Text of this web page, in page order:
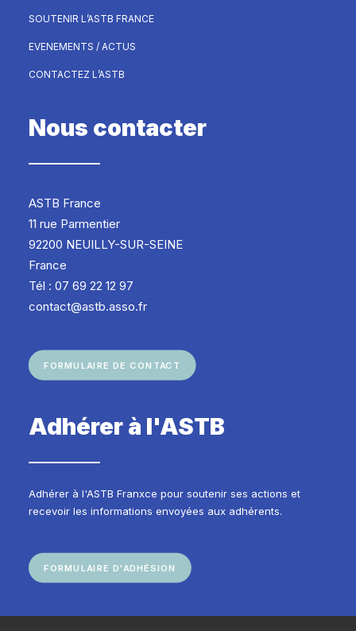
SOUTENIR L’ASTB FRANCE
EVENEMENTS / ACTUS
CONTACTEZ L’ASTB
Nous contacter
ASTB France
11 rue Parmentier
92200 NEUILLY-SUR-SEINE
France
Tél : 07 69 22 12 97
contact@astb.asso.fr
FORMULAIRE DE CONTACT
Adhérer à l'ASTB
Adhérer à l'ASTB Franxce pour soutenir ses actions et
recevoir les informations envoyées aux adhérents.
FORMULAIRE D'ADHÉSION